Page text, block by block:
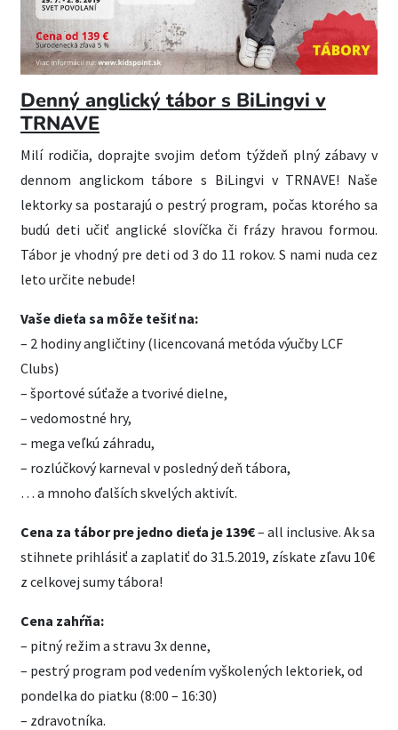
Denný anglický tábor s BiLingvi v
TRNAVE
Milí rodičia, doprajte svojim deťom týždeň plný zábavy v
dennom anglickom tábore s BiLingvi v TRNAVE! Naše
lektorky sa postarajú o pestrý program, počas ktorého sa
budú deti učiť anglické slovíčka či frázy hravou formou.
Tábor je vhodný pre deti od 3 do 11 rokov. S nami nuda cez
leto určite nebude!
Vaše dieťa sa môže tešiť na:
– 2 hodiny angličtiny (licencovaná metóda výučby LCF
Clubs)
– športové súťaže a tvorivé dielne,
– vedomostné hry,
– mega veľkú záhradu,
– rozlúčkový karneval v posledný deň tábora,
… a mnoho ďalších skvelých aktivít.
Cena za tábor pre jedno dieťa je 139€– all inclusive. Ak sa
stihnete prihlásiť a zaplatiť do 31.5.2019, získate zľavu 10€
z celkovej sumy tábora!
Cena zahŕňa:
– pitný režim a stravu 3x denne,
– pestrý program pod vedením vyškolených lektoriek, od
pondelka do piatku (8:00 – 16:30)
– zdravotníka.